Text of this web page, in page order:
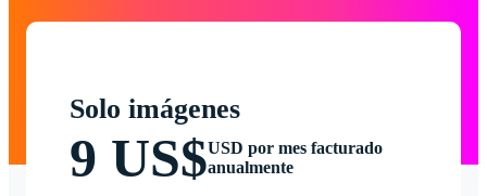
Solo imágenes
9 US$USD por mes facturado
anualmente